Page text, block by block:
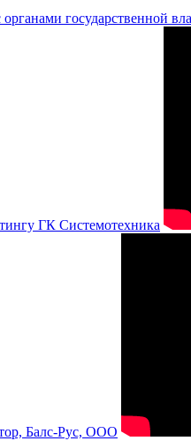
государственной
ГК Системотехника
Балс-Рус, ООО